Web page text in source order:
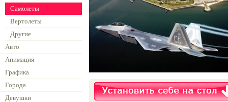
Самолеты
Вертолеты
Другие
Авто
Анимация
Графика
Города
Девушки